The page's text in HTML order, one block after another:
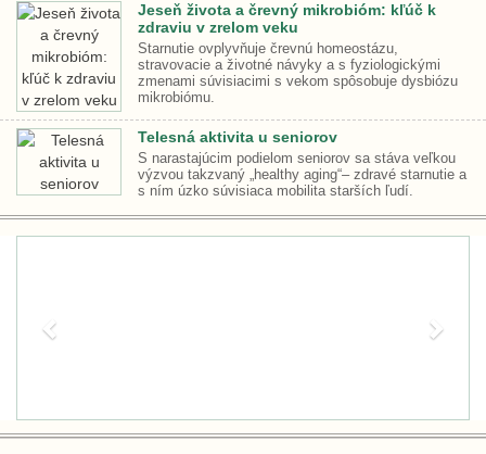
Jeseň života a črevný mikrobióm: kľúč k
zdraviu v zrelom veku
Starnutie ovplyvňuje črevnú homeostázu,
stravovacie a životné návyky a s fyziologickými
zmenami súvisiacimi s vekom spôsobuje dysbiózu
mikrobiómu.
Telesná aktivita u seniorov
S narastajúcim podielom seniorov sa stáva veľkou
výzvou takzvaný „healthy aging“– zdravé starnutie a
s ním úzko súvisiaca mobilita starších ľudí.